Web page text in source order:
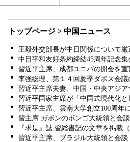
トップページ > 中国ニュース
王毅外交部長が中日関係について
中日平和友好条約締結45周年記念
習近平主席、成都ユニバの開会を宣
李強総理、第１４回夏季ダボス会議
習近平主席夫妻、中国・中央アジ
習近平国家主席が「中国式現代化
習近平主席、雲南大学創立100周年
習主席 ガボンのボンゴ大統領と会
『求是』誌 習総書記の文章を掲載
習近平主席、ブラジル大統領と会談